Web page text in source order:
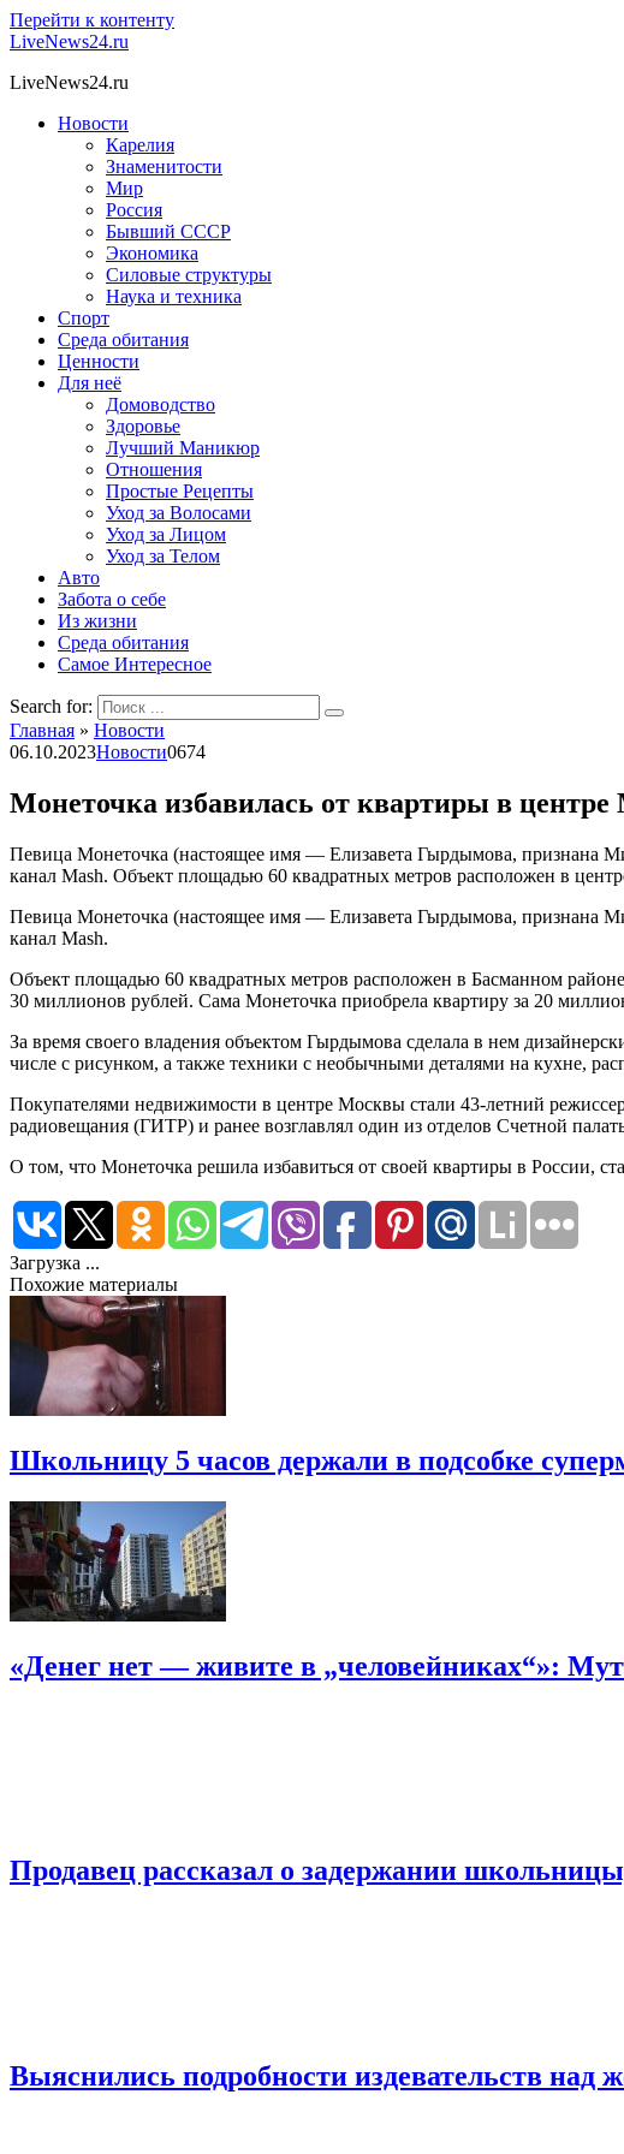
Перейти к контенту
LiveNews24.ru
LiveNews24.ru
Новости
Карелия
Знаменитости
Мир
Россия
Бывший СССР
Экономика
Силовые структуры
Наука и техника
Спорт
Среда обитания
Ценности
Для неё
Домоводство
Здоровье
Лучший Маникюр
Отношения
Простые Рецепты
Уход за Волосами
Уход за Лицом
Уход за Телом
Авто
Забота о себе
Из жизни
Среда обитания
Самое Интересное
Search for:
Главная » Новости
06.10.2023Новости0674
Монеточка избавилась от квартиры в
Певица Монеточка (настоящее имя — Елизавета Гырдымова, признана
канал Mash. Объект площадью 60 квадратных метров расположен в
Певица Монеточка (настоящее имя — Елизавета Гырдымова, признана
канал Mash.
Объект площадью 60 квадратных метров расположен в Басманном
30 миллионов рублей. Сама Монеточка приобрела квартиру за 20
За время своего владения объектом Гырдымова сделала в нем
числе с рисунком, а также техники с необычными деталями на кухне,
Покупателями недвижимости в центре Москвы стали 43-летний
радиовещания (ГИТР) и ранее возглавлял один из отделов Счетной
О том, что Монеточка решила избавиться от своей квартиры в России,
Загрузка ...
Похожие материалы
Школьницу 5 часов держали в подсобке
«Денег нет — живите в „человейниках“»:
Продавец рассказал о задержании
Выяснились подробности издевательств над